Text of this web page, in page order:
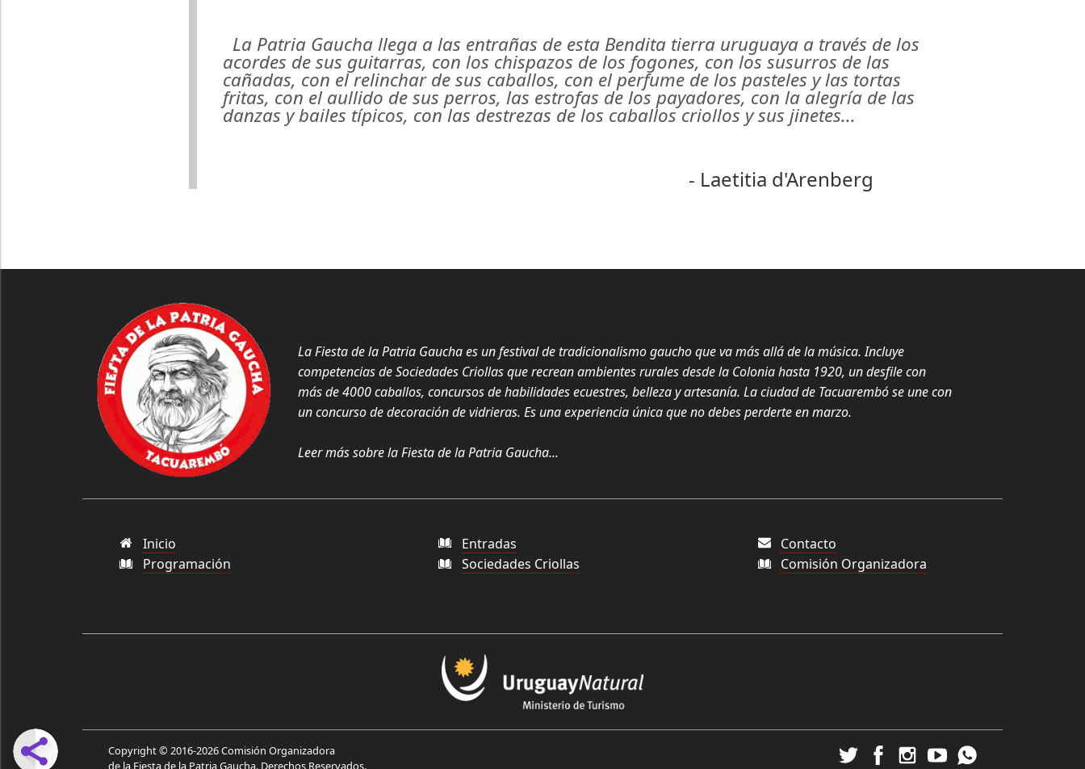
La Patria Gaucha llega a las entrañas de esta Bendita tierra uruguaya a través de los
acordes de sus guitarras, con los chispazos de los fogones, con los susurros de las
cañadas, con el relinchar de sus caballos, con el perfume de los pasteles y las tortas
fritas, con el aullido de sus perros, las estrofas de los payadores, con la alegría de las
danzas y bailes típicos, con las destrezas de los caballos criollos y sus jinetes...
- Laetitia d'Arenberg
La Fiesta de la Patria Gaucha es un festival de tradicionalismo gaucho que va más allá de la música. Incluye
competencias de Sociedades Criollas que recrean ambientes rurales desde la Colonia hasta 1920, un desfile con
más de 4000 caballos, concursos de habilidades ecuestres, belleza y artesanía. La ciudad de Tacuarembó se une con
un concurso de decoración de vidrieras. Es una experiencia única que no debes perderte en marzo.
Leer más sobre la Fiesta de la Patria Gaucha...
Inicio
Programación
Entradas
Sociedades Criollas
Contacto
Comisión Organizadora
Copyright © 2016-2026Comisión Organizadora